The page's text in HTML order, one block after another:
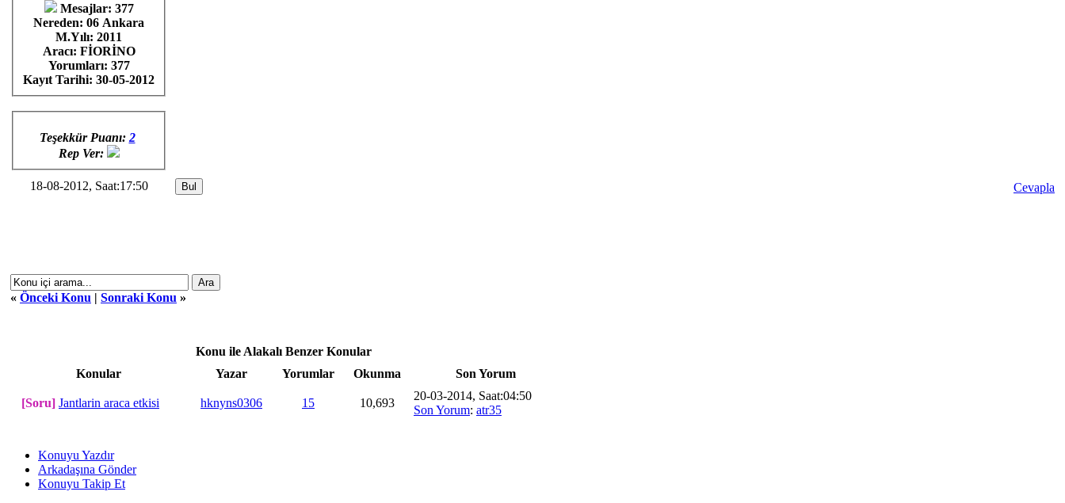
Mesajlar: 377
Nereden: 06 Ankara
M.Yılı: 2011
Aracı: FİORİNO
Yorumları: 377
Kayıt Tarihi: 30-05-2012
Teşekkür Puanı: 2
Rep Ver:
18-08-2012, Saat:17:50 Cevapla
« Önceki Konu | Sonraki Konu »
Konu ile Alakalı Benzer Konular
Konular
Yazar Yorumlar Okunma Son Yorum
[Soru] Jantlarin araca etkisi hknyns0306 15 10,693
20-03-2014, Saat:04:50
Son Yorum: atr35
Konuyu Yazdır
Arkadaşına Gönder
Konuyu Takip Et